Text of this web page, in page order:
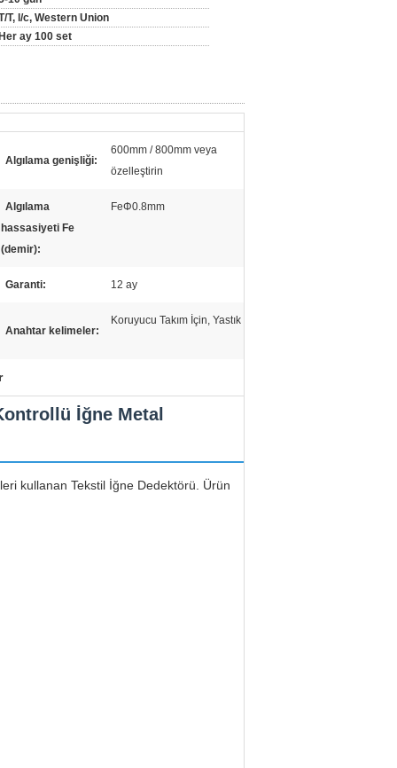
T, l/c, Western Union
ay 100 set
Algılama genişliği:
600mm / 800mm veya
özelleştirin
Algılama
hassasiyeti Fe
(demir):
FeΦ0.8mm
Garanti: 12 ay
Anahtar kelimeler:
Koruyucu Takım İçin, Yastık
İğne Metal
kullanan Tekstil İğne Dedektörü. Ürün